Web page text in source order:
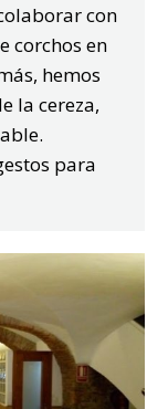
con
corchos en
hemos
la cereza,
para